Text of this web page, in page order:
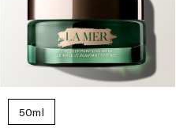
50ml